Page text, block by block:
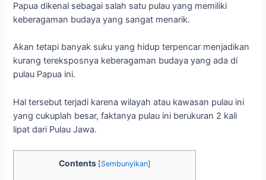
Papua dikenal sebagai salah satu pulau yang memiliki
keberagaman budaya yang sangat menarik.
Akan tetapi banyak suku yang hidup terpencar menjadikan
kurang tereksposnya keberagaman budaya yang ada di
pulau Papua ini.
Hal tersebut terjadi karena wilayah atau kawasan pulau ini
yang cukuplah besar, faktanya pulau ini berukuran 2 kali
lipat dari Pulau Jawa.
Contents [Sembunyikan]